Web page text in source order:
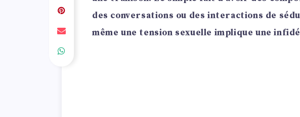
des conversations ou des interactions de
même une tension sexuelle implique une